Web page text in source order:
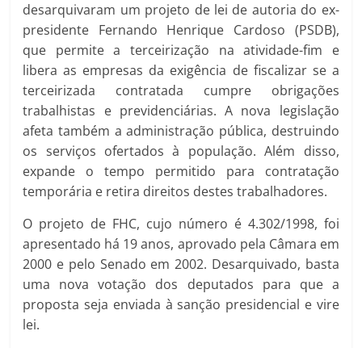
desarquivaram um projeto de lei de autoria do ex-
presidente Fernando Henrique Cardoso (PSDB),
que permite a terceirização na atividade-fim e
libera as empresas da exigência de fiscalizar se a
terceirizada contratada cumpre obrigações
trabalhistas e previdenciárias. A nova legislação
afeta também a administração pública, destruindo
os serviços ofertados à população. Além disso,
expande o tempo permitido para contratação
temporária e retira direitos destes trabalhadores.
O projeto de FHC, cujo número é 4.302/1998, foi
apresentado há 19 anos, aprovado pela Câmara em
2000 e pelo Senado em 2002. Desarquivado, basta
uma nova votação dos deputados para que a
proposta seja enviada à sanção presidencial e vire
lei.